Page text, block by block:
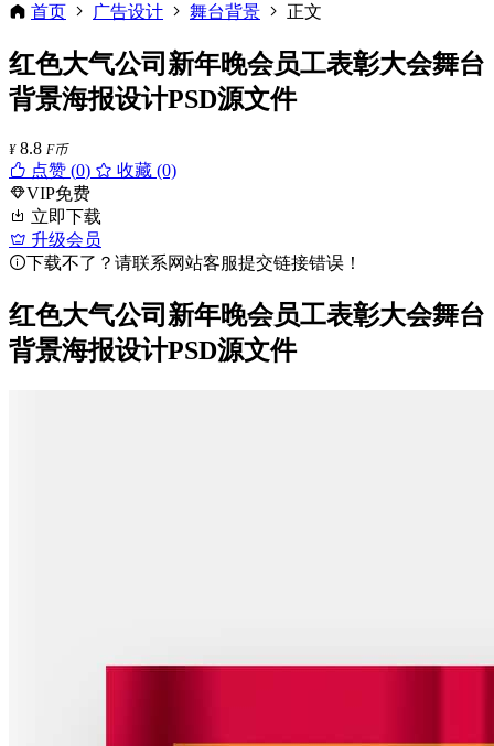
首页 广告设计 舞台背景 正文
红色大气公司新年晚会员工表彰大会舞台
背景海报设计PSD源文件
¥ 8.8 F币
点赞 (0)
收藏 (0)
VIP免费
立即下载
升级会员
下载不了？请联系网站客服提交链接错误！
红色大气公司新年晚会员工表彰大会舞台
背景海报设计PSD源文件